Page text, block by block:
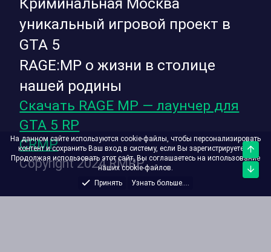
уникальный игровой проект в
GTA 5
RAGE:MP о жизни в столице
нашей родины
Скачать RAGE MP — лаунчер для
GTA 5 RP
CRMP
Copyright 2024 RMRP
На данном сайте используются cookie-файлы, чтобы персонализировать
контент и сохранить Ваш вход в систему, если Вы зарегистрируетесь.
Продолжая использовать этот сайт, Вы соглашаетесь на использование
наших cookie-файлов.
Принять
Узнать больше....
Верх
Низ